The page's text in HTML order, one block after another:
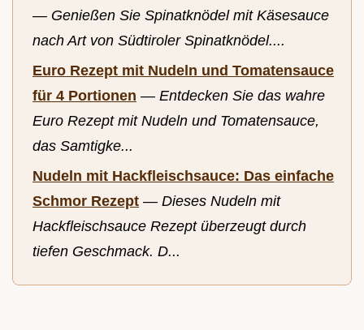
— Genießen Sie Spinatknödel mit Käsesauce
nach Art von Südtiroler Spinatknödel....
Euro Rezept mit Nudeln und Tomatensauce
für 4 Portionen — Entdecken Sie das wahre
Euro Rezept mit Nudeln und Tomatensauce,
das Samtigke...
Nudeln mit Hackfleischsauce: Das einfache
Schmor Rezept — Dieses Nudeln mit
Hackfleischsauce Rezept überzeugt durch
tiefen Geschmack. D...